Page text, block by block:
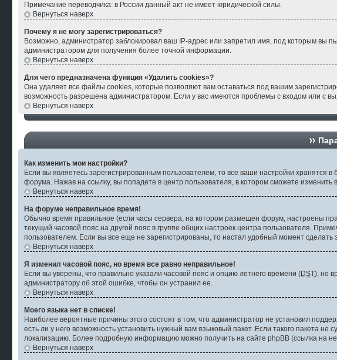
Примечание переводчика: в России данный акт не имеет юридической силы.
Вернуться наверх
Почему я не могу зарегистрироваться?
Возможно, администратор заблокировал ваш IP-адрес или запретил имя, под которым вы
администратором для получения более точной информации.
Вернуться наверх
Для чего предназначена функция «Удалить cookies»?
Она удаляет все файлы cookies, которые позволяют вам оставаться под вашим
возможность разрешена администратором. Если у вас имеются проблемы с входом или с
Вернуться наверх
Как изменить мои настройки?
Если вы являетесь зарегистрированным пользователем, то все ваши настройки хранятся
форума. Нажав на ссылку, вы попадете в центр пользователя, в котором сможете изменить
Вернуться наверх
На форуме неправильное время!
Обычно время правильное (если часы сервера, на котором размещен форум, настроены
текущий часовой пояс на другой пояс в группе общих настроек центра пользователя.
пользователем. Если вы все еще не зарегистрированы, то настал удобный момент сделать
Вернуться наверх
Я изменил часовой пояс, но время все равно неправильное!
Если вы уверены, что правильно указали часовой пояс и опцию летнего времени (DST), но
администратору об этой ошибке, чтобы он устранил ее.
Вернуться наверх
Моего языка нет в списке!
Наиболее вероятные причины этого состоят в том, что администратор не установил
есть ли у него возможность установить нужный вам языковый пакет. Если такого пакета
локализацию. Более подробную информацию можно получить на сайте phpBB (ссылка на
Вернуться наверх